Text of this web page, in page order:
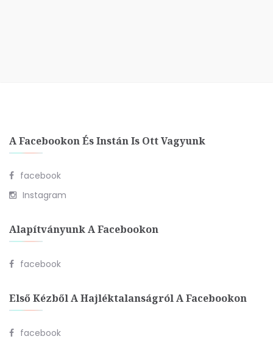
A Facebookon És Instán Is Ott Vagyunk
facebook
Instagram
Alapítványunk A Facebookon
facebook
Első Kézből A Hajléktalanságról A Facebookon
facebook